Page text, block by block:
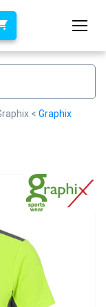
< Graphix